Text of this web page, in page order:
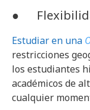
●
Estudiar en una
restricciones
los estudiantes
académicos de
cualquier